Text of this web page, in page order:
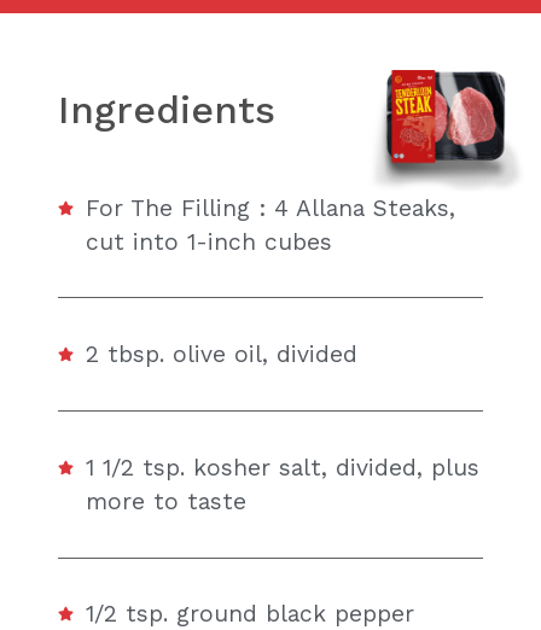
Ingredients
For The Filling : 4 Allana Steaks,
cut into 1-inch cubes
2 tbsp. olive oil, divided
1 1/2 tsp. kosher salt, divided, plus
more to taste
1/2 tsp. ground black pepper